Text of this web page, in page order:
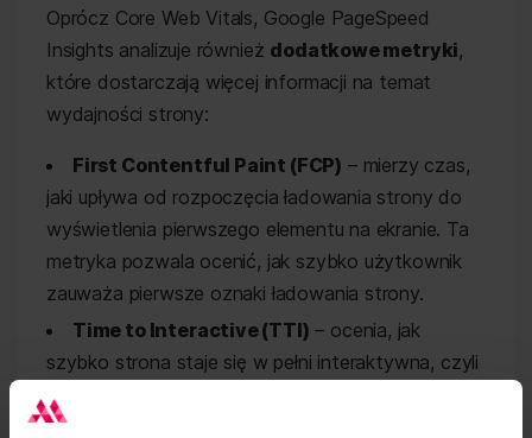
Oprócz Core Web Vitals, Google PageSpeed
Insights analizuje również dodatkowe metryki,
które dostarczają więcej informacji na temat
wydajności strony:
First Contentful Paint (FCP) – mierzy czas,
jaki upływa od rozpoczęcia ładowania strony do
wyświetlenia pierwszego elementu na ekranie. Ta
metryka pozwala ocenić, jak szybko użytkownik
zauważa pierwsze oznaki ładowania strony.
Time to Interactive (TTI) – ocenia, jak
szybko strona staje się w pełni interaktywna, czyli
kiedy użytkownik może bez przeszkód korzystać
z funkcji strony. Krótki czas TTI oznacza, że